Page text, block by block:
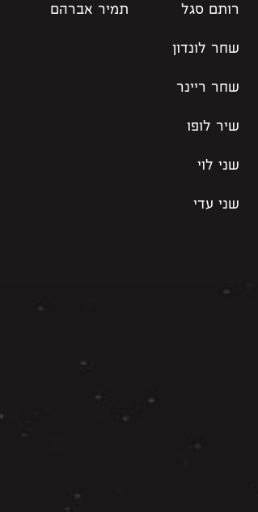
רותם סגל
שחר לונדון
שחר ריינר
שיר לופו
שני לוי
שני עדי
תמיר אברהם